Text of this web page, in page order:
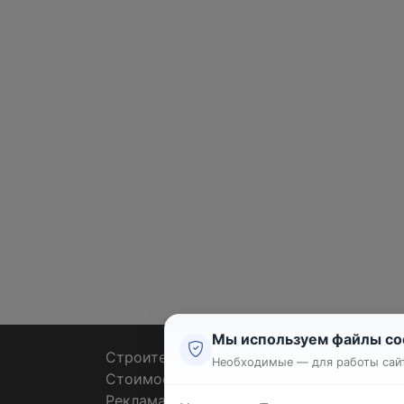
Строительные тендеры
Стоимость работ
Реклама
Мы используем файлы
Необходимые — для работы